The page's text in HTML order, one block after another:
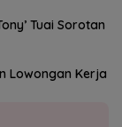
Tuai Sorotan
Lowongan Kerja